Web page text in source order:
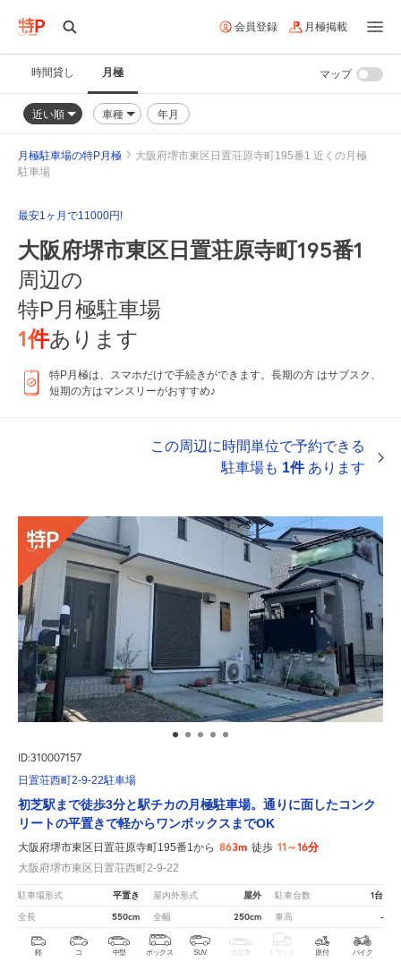
会員登録 月極掲載
時間貸し 月極
近い順 車種 年月
マップ
月極駐車場の特P月極
大阪府堺市東区日置荘原寺町195番1 近くの月極
駐車場
最安1ヶ月で11000円!
大阪府堺市東区日置荘原寺町195番1
周辺の
特P月極駐車場
1件あります
特P月極は、スマホだけで手続きができます。長期の方 はサブスク、
短期の方はマンスリーがおすすめ♪
この周辺に時間単位で予約できる
駐車場も 1件あります
ID:310007157
日置荘西町2-9-22駐車場
初芝駅まで徒歩3分と駅チカの月極駐車場。通りに面したコンク
リートの平置きで軽からワンボックスまでOK
大阪府堺市東区日置荘原寺町195番1から 863m 徒歩 11～16分
大阪府堺市東区日置荘西町2-9-22
駐車場形式 平置き 屋内外形式 屋外 駐車台数 1台
全長 550cm 全幅 250cm 車高 -
軽 コ 中型 ボックス SUV 大型車 トラック 原付 バイク